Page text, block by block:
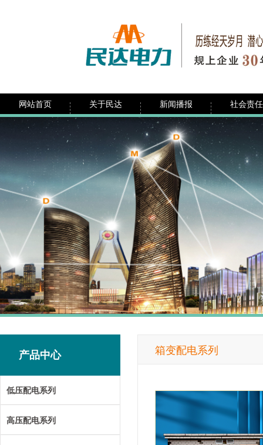
网站首页 关于民达 新闻播报 社会责任
产品中心
低压配电系列
高压配电系列
箱变配电系列